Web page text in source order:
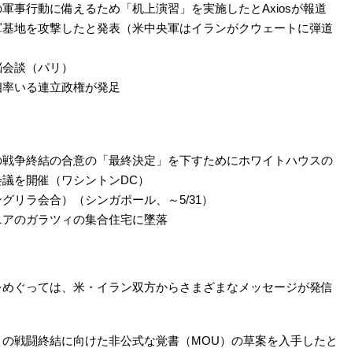
事行動に備えるため「机上演習」を実施したとAxiosが報道
地を攻撃したと発表（米中央軍はイランがクウェートに弾道
談（パリ）
いる連立政権が発足
争終結の合意の「最終決定」を下すためにホワイトハウスの
を開催（ワシントンDC）
リラ会合）（シンガポール、～5/31）
のガラツィの集合住宅に墜落
ぐっては、米・イラン双方からさまざまなメッセージが発信
戦闘終結に向けた非公式な覚書（MOU）の草案を入手したと